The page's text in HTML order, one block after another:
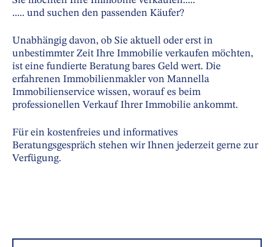
..... und suchen den passenden Käufer?
Unabhängig davon, ob Sie aktuell oder erst in
unbestimmter Zeit Ihre Immobilie verkaufen möchten,
ist eine fundierte Beratung bares Geld wert. Die
erfahrenen Immobilienmakler von Mannella
Immobilienservice wissen, worauf es beim
professionellen Verkauf Ihrer Immobilie ankommt.
Für ein kostenfreies und informatives
Beratungsgespräch stehen wir Ihnen jederzeit gerne zur
Verfügung.